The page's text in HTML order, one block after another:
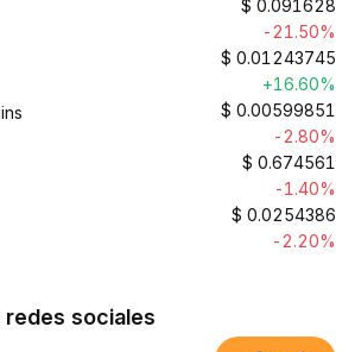
$ 0.091628
-21.50%
$ 0.01243745
+16.60%
$ 0.00599851
-2.80%
$ 0.674561
-1.40%
$ 0.0254386
-2.20%
redes sociales